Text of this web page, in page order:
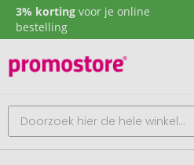
3% korting voor je online
bestelling